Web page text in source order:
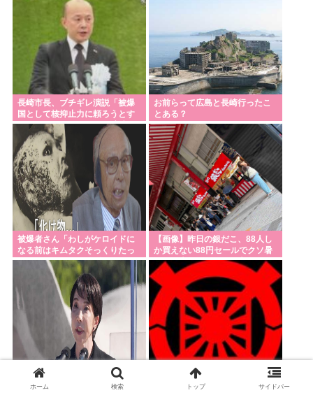
長崎市長、ブチギレ演説「被爆
国として核抑止力に頼ろうとす
るのやめろつってんの 」高市、
睨みつける
お前らって広島と長崎行ったこ
とある？
被爆者さん「わしがケロイドに
なる前はキムタクそっくりたっ
たんじゃ」ハードなギャグをか
【画像】昨日の銀だこ、88人し
か買えない88円セールでクソ暑
いのに大行列をなす日本人がこ
れwww
パヨク広島襲来… 地元民から
「帰れ！」と罵声を浴びせら
自民党「日本を滅ぼそうとする
統一教会のいいなりですw」 お
ホーム 検索 トップ サイドバー